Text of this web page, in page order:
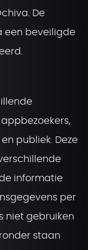
De
een beveiligde
publiek. Deze
informatie
per
niet gebruiken
staan